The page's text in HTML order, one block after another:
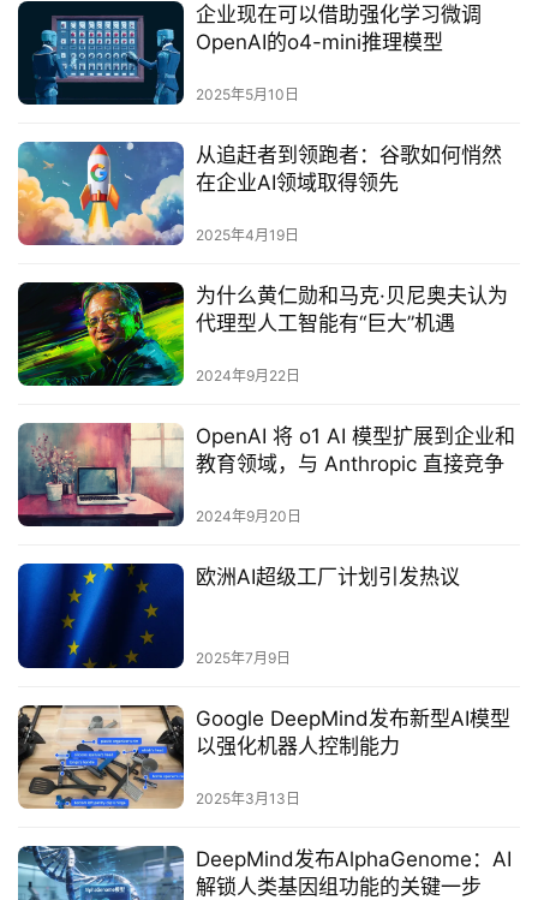
企业现在可以借助强化学习微调
OpenAI的o4-mini推理模型‌
2025年5月10日
从追赶者到领跑者：谷歌如何悄然
在企业AI领域取得领先
2025年4月19日
为什么黄仁勋和马克·贝尼奥夫认为
代理型人工智能有“巨大”机遇
2024年9月22日
OpenAI 将 o1 AI 模型扩展到企业和
教育领域，与 Anthropic 直接竞争
2024年9月20日
欧洲AI超级工厂计划引发热议‌
2025年7月9日
Google DeepMind发布新型AI模型
以强化机器人控制能力‌
2025年3月13日
DeepMind发布AlphaGenome：AI
解锁人类基因组功能的关键一步